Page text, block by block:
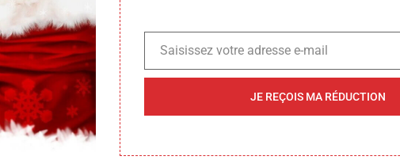
Email
Saisissez votre adresse e-mail
JE REÇOIS MA RÉDUCTION